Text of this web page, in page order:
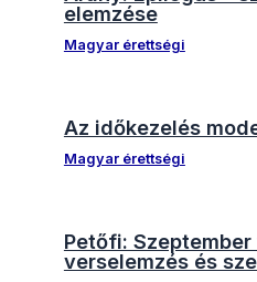
elemzése
Magyar érettségi
Az időkezelés
Magyar érettségi
Petőfi: Szeptember
verselemzés és